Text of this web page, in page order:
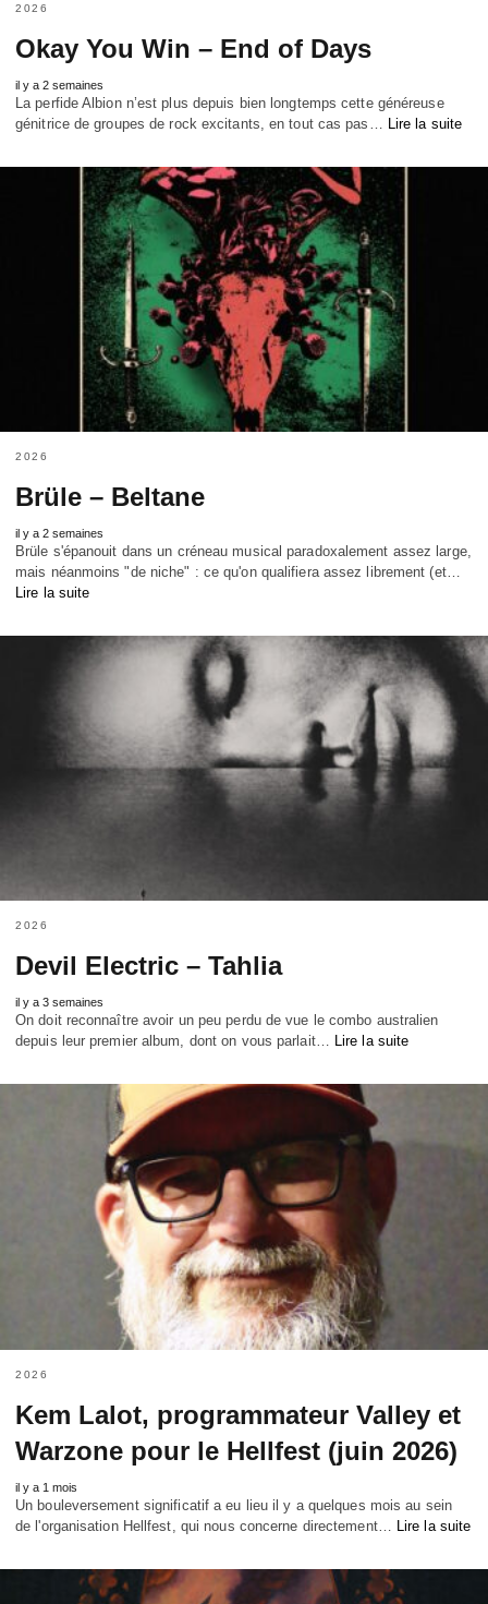
2026
Okay You Win – End of Days
il y a 2 semaines
La perfide Albion n’est plus depuis bien longtemps cette généreuse
génitrice de groupes de rock excitants, en tout cas pas… Lire la suite
2026
Brüle – Beltane
il y a 2 semaines
Brüle s'épanouit dans un créneau musical paradoxalement assez large,
mais néanmoins "de niche" : ce qu'on qualifiera assez librement (et…
Lire la suite
2026
Devil Electric – Tahlia
il y a 3 semaines
On doit reconnaître avoir un peu perdu de vue le combo australien
depuis leur premier album, dont on vous parlait… Lire la suite
2026
Kem Lalot, programmateur Valley et
Warzone pour le Hellfest (juin 2026)
il y a 1 mois
Un bouleversement significatif a eu lieu il y a quelques mois au sein
de l'organisation Hellfest, qui nous concerne directement…
Lire la suite